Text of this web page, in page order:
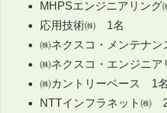
MHPSエンジニアリン
応用技術㈱ 1名
㈱ネクスコ・メンテナ
㈱ネクスコ・エンジニ
㈱カントリーベース 1名
NTTインフラネット㈱